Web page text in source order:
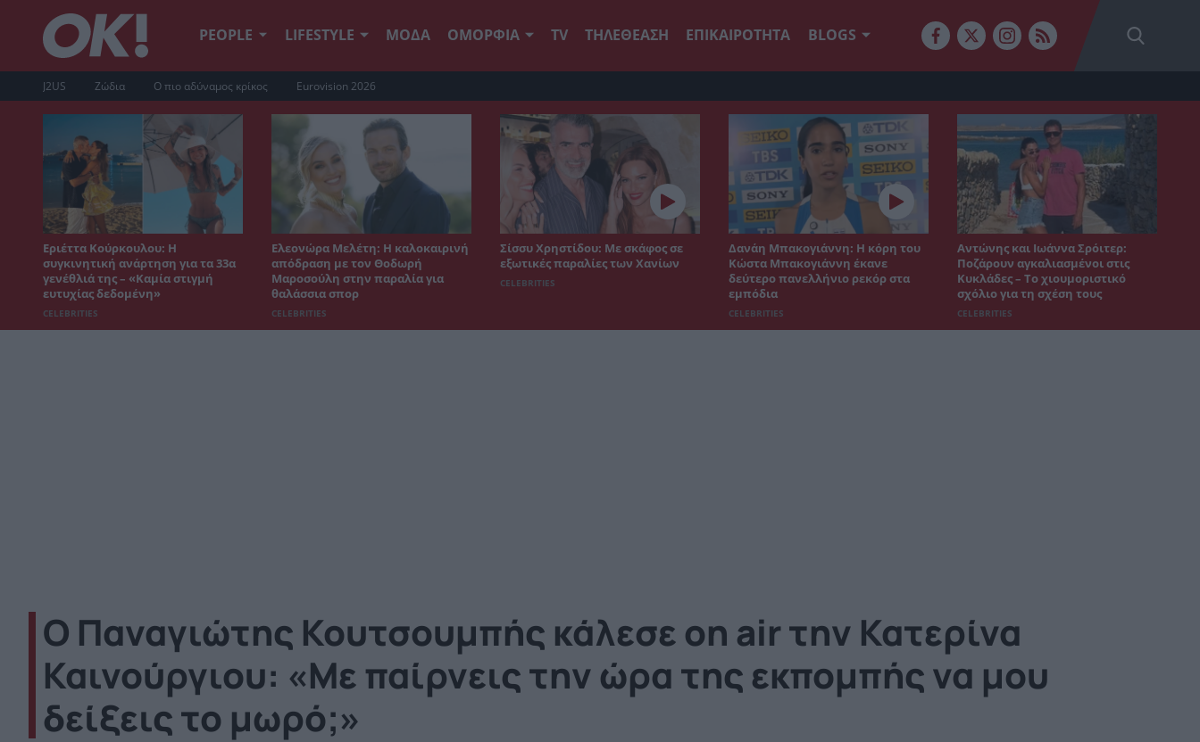
PEOPLE LIFESTYLE ΜΟΔΑ ΟΜΟΡΦΙΑ TV ΤΗΛΕΘΕΑΣΗ ΕΠΙΚΑΙΡΟΤΗΤΑ BLOGS
J2US Ζώδια Ο πιο αδύναμος κρίκος Eurovision 2026
Εριέττα Κούρκουλου: Η
συγκινητική ανάρτηση για τα 33α
γενέθλιά της – «Καμία στιγμή
ευτυχίας δεδομένη»
CELEBRITIES
Ελεονώρα Μελέτη: Η καλοκαιρινή
απόδραση με τον Θοδωρή
Μαροσούλη στην παραλία για
θαλάσσια σπορ
CELEBRITIES
Σίσσυ Χρηστίδου: Με σκάφος σε
εξωτικές παραλίες των Χανίων
CELEBRITIES
Δανάη Μπακογιάννη: Η κόρη του
Κώστα Μπακογιάννη έκανε
δεύτερο πανελλήνιο ρεκόρ στα
εμπόδια
CELEBRITIES
Αντώνης και Ιωάννα Σρόιτερ:
Ποζάρουν αγκαλιασμένοι στις
Κυκλάδες – Το χιουμοριστικό
σχόλιο για τη σχέση τους
CELEBRITIES
Ο Παναγιώτης Κουτσουμπής κάλεσε on air την Κατερίνα
Καινούργιου: «Με παίρνεις την ώρα της εκπομπής να μου
δείξεις το μωρό;»